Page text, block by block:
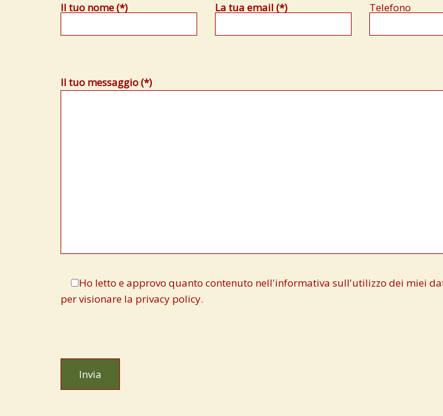
Il tuo nome (*) La tua email (*) Telefono
Il tuo messaggio (*)
Ho letto e approvo quanto contenuto nell'informativa sull'utilizzo dei miei
per visionare la privacy policy.